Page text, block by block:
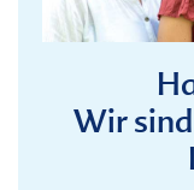
Wir